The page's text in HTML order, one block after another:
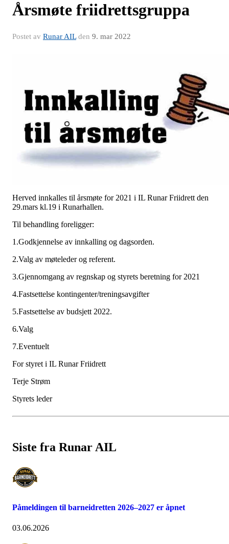
Årsmøte friidrettsgruppa
Postet av Runar AILden 9. mar 2022
Herved innkalles til årsmøte for 2021 i IL Runar Friidrett den
29.mars kl.19 i Runarhallen.
Til behandling foreligger:
1.Godkjennelse av innkalling og dagsorden.
2.Valg av møteleder og referent.
3.Gjennomgang av regnskap og styrets beretning for 2021
4.Fastsettelse kontingenter/treningsavgifter
5.Fastsettelse av budsjett 2022.
6.Valg
7.Eventuelt
For styret i IL Runar Friidrett
Terje Strøm
Styrets leder
Siste fra Runar AIL
Påmeldingen til barneidretten 2026–2027 er åpnet
03.06.2026